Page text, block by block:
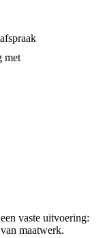
met
vaste uitvoering:
maatwerk.